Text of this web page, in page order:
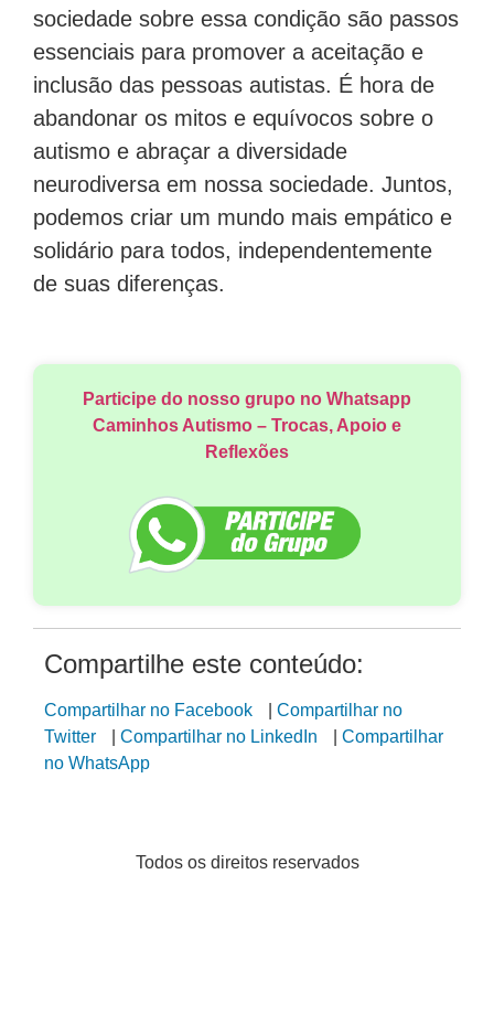
sociedade sobre essa condição são passos
essenciais para promover a aceitação e
inclusão das pessoas autistas. É hora de
abandonar os mitos e equívocos sobre o
autismo e abraçar a diversidade
neurodiversa em nossa sociedade. Juntos,
podemos criar um mundo mais empático e
solidário para todos, independentemente
de suas diferenças.
Participe do nosso grupo no Whatsapp
Caminhos Autismo – Trocas, Apoio e
Reflexões
Compartilhe este conteúdo:
Compartilhar no Facebook
Compartilhar no
Twitter
Compartilhar no LinkedIn
Compartilhar
no WhatsApp
Todos os direitos reservados